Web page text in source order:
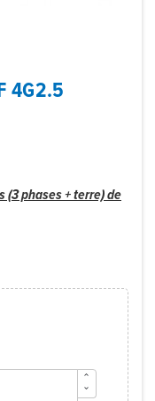
4G2.5
(3 phases + terre) de